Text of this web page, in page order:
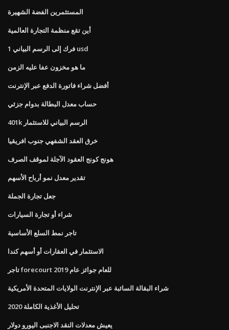
المستثمرين الفضة الشهيرة
أين تقع منظمة التجارة العالمية
1 فرك إلى الرسم البياني usd
ما هو مخزون عفا عليه الزمن
أفضل شراء فاتورة الدفع عبر الإنترنت
حساب معدل البطالة بدوام جزئي
401k الرسم البياني للاستثمار
خرق العقد الشفهي جنوب افريقيا
هونج كونج العقود الآجلة لموقف الصرف
تقدير معدل نمو أرباح الأسهم
جعل تجارة الجملة
شراء أو تجارة السيارات
تاجر نمط السلع الأساسية
الاستثمار في العقارات أو أسهم كندا
تاجر forecourt للعام جوائز عام 2019
شراء البقالة السائبة عبر الإنترنت الولايات المتحدة الأمريكية
تحليل الأغذية الكاملة 2020
يعيش معدلات النقد الاجنبى اليورو دولار